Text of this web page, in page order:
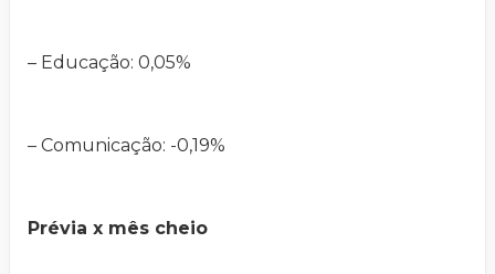
– Educação: 0,05%
– Comunicação: -0,19%
Prévia x mês cheio